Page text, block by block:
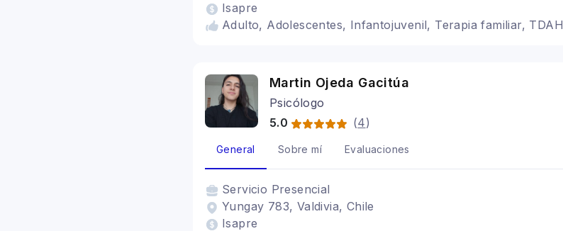
Isapre
Adulto, Adolescentes, Infantojuvenil, Terapia familiar, TDAH
Martin Ojeda Gacitúa
Psicólogo
5.0
(4)
General Sobre mí Evaluaciones
Servicio Presencial
Yungay 783, Valdivia, Chile
Isapre